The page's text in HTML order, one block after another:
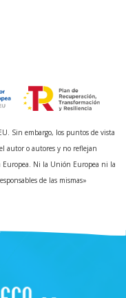
Sin embargo, los puntos de vista
autor o autores y no reflejan
Europea. Ni la Unión Europea ni la
de las mismas»